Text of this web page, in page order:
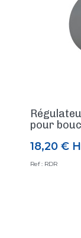
pour
Prix
18,20 €
Ref : RDR